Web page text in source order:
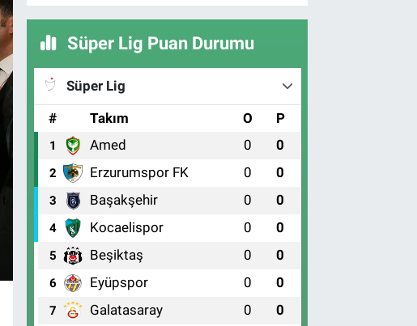
Süper Lig Puan Durumu
Süper Lig
#
Takım O P
1 Amed 0 0
2 Erzurumspor FK 0 0
3 Başakşehir 0 0
4 Kocaelispor 0 0
5 Beşiktaş 0 0
6 Eyüpspor 0 0
7 Galatasaray 0 0